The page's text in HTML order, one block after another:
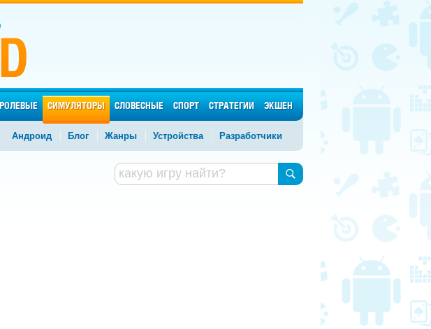
РОЛЕВЫЕ СИМУЛЯТОРЫ СЛОВЕСНЫЕ СПОРТ СТРАТЕГИИ ЭКШЕН
Андроид Блог Жанры Устройства Разработчики